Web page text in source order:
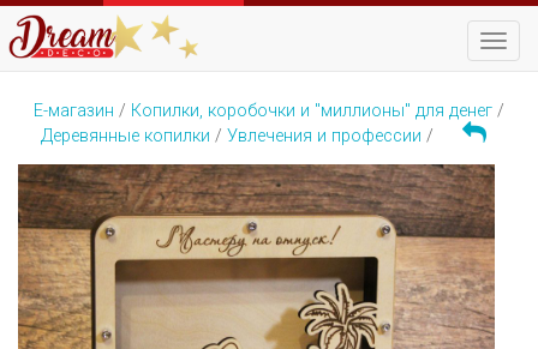
Е-магазин / Копилки, коробочки и "миллионы" для денег /
Деревянные копилки / Увлечения и профессии /